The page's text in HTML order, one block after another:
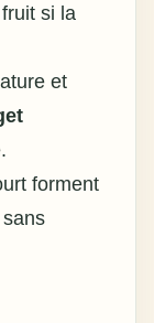
si la
et
forment